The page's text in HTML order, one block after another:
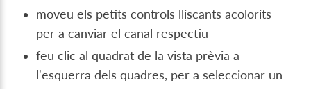
moveu els petits controls lliscants acolorits
per a canviar el canal respectiu
feu clic al quadrat de la vista prèvia a
l'esquerra dels quadres, per a seleccionar un